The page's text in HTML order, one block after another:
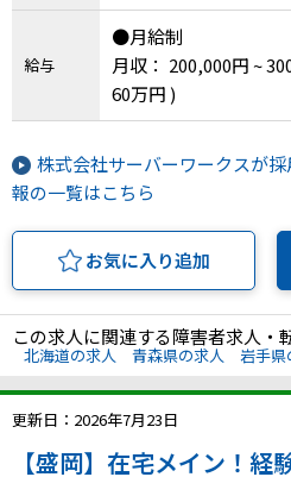
県、愛知県、三重県
兵庫県、奈良県、和
山県、広島県、山口
県、高知県、福岡県
大分県、宮崎県、鹿
給与
●月給制
月収： 200,000円 ~
60万円 )
株式会社サーバーワークスが
報の一覧はこちら
お気に入り追加
この求人に関連する障害者求人・
北海道の求人 青森県の求人 岩手県
更新日：2026年7月23日
【盛岡】在宅メイン！経